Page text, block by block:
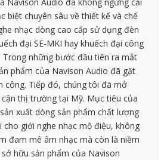
biệt chuyên sâu về thiết kế và chế
nhạc dòng cao cấp sử dụng đèn
đại SE-MKI hay khuếch đại công
Trong những bước đầu tiên ra mắt
phẩm của Navison Audio đã gặt
công. Tiếp đó, chúng tôi đã mở
thị trường tại Mỹ. Mục tiêu của
xuất dòng sản phẩm chất lượng
cho giới nghe nhạc mộ điệu, không
đam mê âm nhạc mà còn là niềm
hữu sản phẩm của Navison